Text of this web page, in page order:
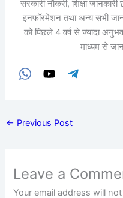
सरकारी नौकरी, शिक्षा जानकारी
इनफॉरमेशन तथा अन्य सभी
को पिछले 4 वर्ष से ज्यादा
माध्यम से
← Previous Post
Leave a
Your email address will